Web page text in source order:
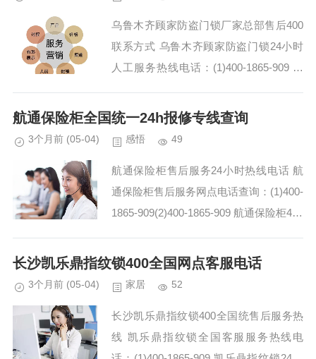
乌鲁木齐顾家防盗门锁厂家总部售后400
联系方式 乌鲁木齐顾家防盗门锁24小时
人工服务热线电话：(1)400-1865-909 顾
话:(2)400-1865-909...
航通保险柜全国统一24h报修专线查询
3个月前 (05-04) 感悟 49
航通保险柜售后服务24小时热线电话 航
通保险柜售后服务网点电话查询：(1)400-
1865-909(2)400-1865-909 航通保险柜400
帮我解答了...
长沙凯乐鼎指纹锁400全国网点客服电话
3个月前 (05-04) 家居 52
长沙凯乐鼎指纹锁400全国统售后服务热
线 凯乐鼎指纹锁全国客服服务热线电